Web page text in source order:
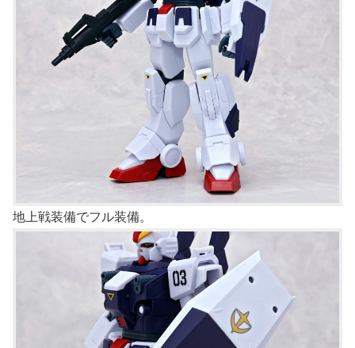
地上戦装備でフル装備。